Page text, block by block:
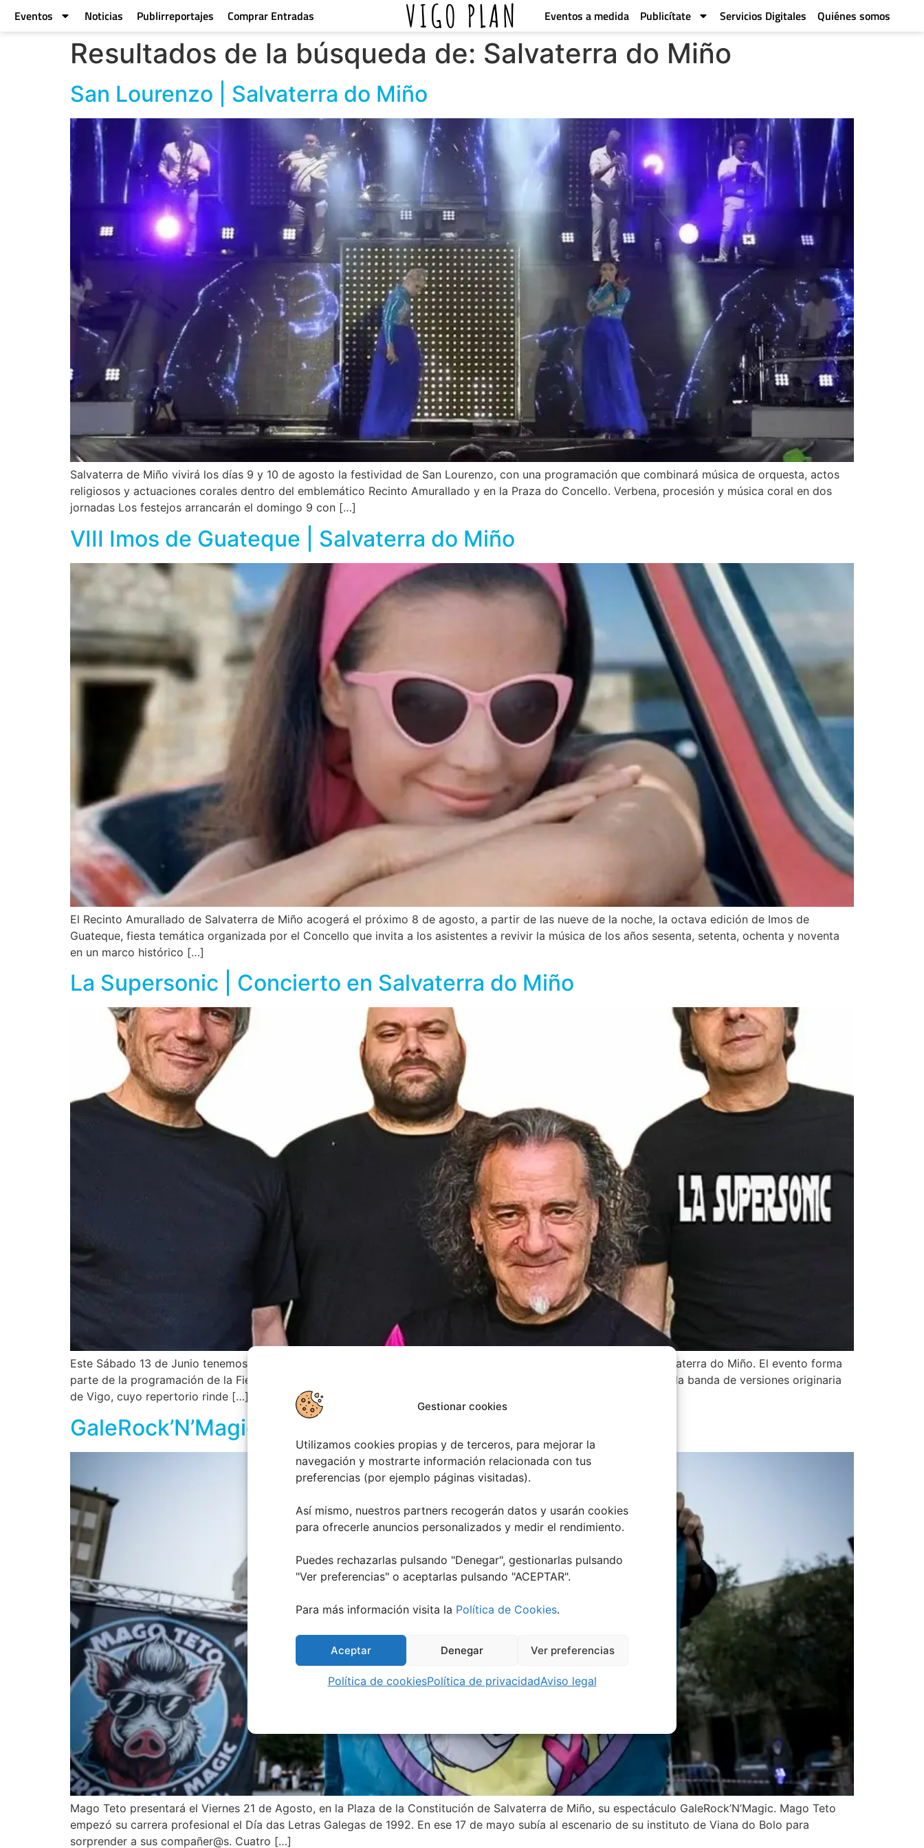
Gestionar cookies
Utilizamos cookies propias y de terceros, para mejorar la
navegación y mostrarte información relacionada con tus
preferencias (por ejemplo páginas visitadas).
Así mismo, nuestros partners recogerán datos y usarán cookies
para ofrecerle anuncios personalizados y medir el rendimiento.
Puedes rechazarlas pulsando "Denegar", gestionarlas pulsando
"Ver preferencias" o aceptarlas pulsando "ACEPTAR".
Para más información visita la Política de Cookies.
Aceptar Denegar Ver preferencias
Política de cookiesPolítica de privacidadAviso legal
Eventos Noticias Publirreportajes Comprar Entradas VIGO PLAN Eventos a medida Publicítate Servicios Digitales Quiénes somos
Resultados de la búsqueda de: Salvaterra do Miño
San Lourenzo | Salvaterra do Miño
Salvaterra de Miño vivirá los días 9 y 10 de agosto la festividad de San Lourenzo, con una programación que combinará música de orquesta, actos
religiosos y actuaciones corales dentro del emblemático Recinto Amurallado y en la Praza do Concello. Verbena, procesión y música coral en dos
jornadas Los festejos arrancarán el domingo 9 con […]
VIII Imos de Guateque | Salvaterra do Miño
El Recinto Amurallado de Salvaterra de Miño acogerá el próximo 8 de agosto, a partir de las nueve de la noche, la octava edición de Imos de
Guateque, fiesta temática organizada por el Concello que invita a los asistentes a revivir la música de los años sesenta, setenta, ochenta y noventa
en un marco histórico […]
La Supersonic | Concierto en Salvaterra do Miño
Este Sábado 13 de Junio tenemos una cita con el concierto en directo de La Supersonic en el Ayuntamiento de Salvaterra do Miño. El evento forma
parte de la programación de la Fiesta del Santísimo Cristo da Victoria de este año. La Supersonic es una consolidada banda de versiones originaria
de Vigo, cuyo repertorio rinde […]
GaleRock’N’Magic | Mago Teto en Salvaterra de Miño
Mago Teto presentará el Viernes 21 de Agosto, en la Plaza de la Constitución de Salvaterra de Miño, su espectáculo GaleRock’N’Magic. Mago Teto
empezó su carrera profesional el Día das Letras Galegas de 1992. En ese 17 de mayo subía al escenario de su instituto de Viana do Bolo para
sorprender a sus compañer@s. Cuatro […]